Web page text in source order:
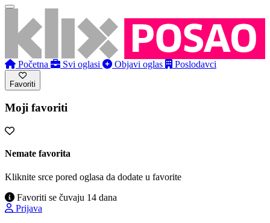
Početna Svi oglasi Objavi oglas Poslodavci
Favoriti
Moji favoriti
Nemate favorita
Kliknite srce pored oglasa da dodate u favorite
Favoriti se čuvaju 14 dana
Prijava